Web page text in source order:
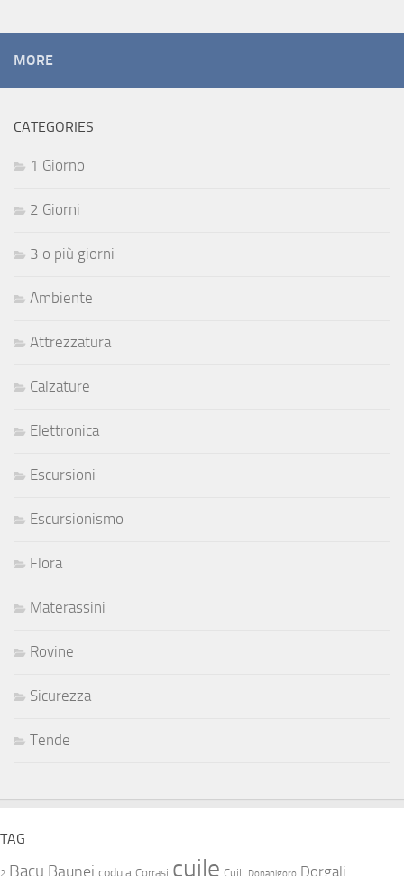
MORE
CATEGORIES
1 Giorno
2 Giorni
3 o più giorni
Ambiente
Attrezzatura
Calzature
Elettronica
Escursioni
Escursionismo
Flora
Materassini
Rovine
Sicurezza
Tende
TAG
2 Bacu Baunei codula Corrasi cuile Cuili Donanigoro Dorgali